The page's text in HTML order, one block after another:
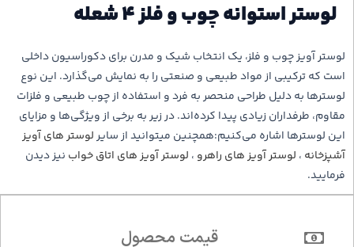
لوستر استوانه چوب و فلز 4 شعله
لوستر آویز چوب و فلز، یک انتخاب شیک و مدرن برای دکوراسیون داخلی
است که ترکیبی از مواد طبیعی و صنعتی را به نمایش می‌گذارد. این نوع
لوسترها به دلیل طراحی منحصر به فرد و استفاده از چوب طبیعی و فلزات
مقاوم، طرفداران زیادی پیدا کرده‌اند. در زیر به برخی از ویژگی‌ها و مزایای
این لوسترها اشاره می‌کنیم:همچنین میتوانید از سایرلوستر های آویز
آشپزخانه ، لوستر آویز های راهرو ، لوستر آویز های اتاق خواب نیز دیدن
فرمایید.
قیمت محصول